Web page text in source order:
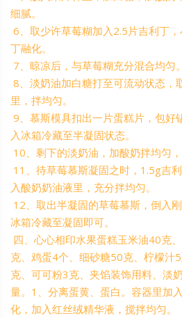
细腻。
6、取少许草莓糊加入2.5片吉利丁
丁融化。
7、晾凉后，与草莓糊充分混合均匀。
8、淡奶油加白糖打至可流动状态，
里，拌均匀。
9、慕斯模具扣出一片蛋糕片，包好
入冰箱冷藏至半凝固状态。
10、剩下的淡奶油，加酸奶拌均匀
11、待草莓慕斯凝固之时，1.5g吉
入酸奶奶油液里，充分拌均匀。
12、取出半凝固的草莓慕斯，倒入
冰箱冷藏至凝固即可。
四、心心相印水果蛋糕玉米油40克
克、鸡蛋4个、细砂糖50克、柠檬汁
克、可可粉3克、夹馅装饰用料、淡
量。1、分离蛋黄、蛋白。容器里加
化，加入红丝绒精华液，搅拌均匀。